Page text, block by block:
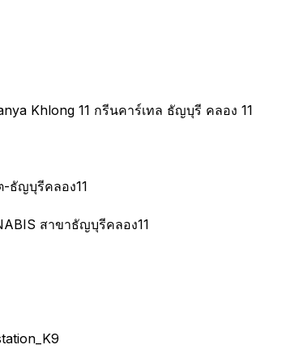
Khlong 11 กรีนคาร์เทล ธัญบุรี คลอง 11
-ธัญบุรีคลอง11
สาขาธัญบุรีคลอง11